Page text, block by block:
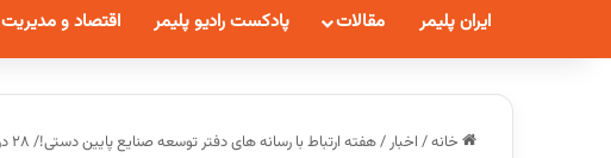
ایران پلیمر مقالات پادکست رادیو پلیمر اقتصاد و مدیریت
خانه/ اخبار/هفته ارتباط با رسانه های دفتر توسعه صنایع پایین دستی!/ 28 درصد افزایش رشد فروش داخلی پتروشیمی ها